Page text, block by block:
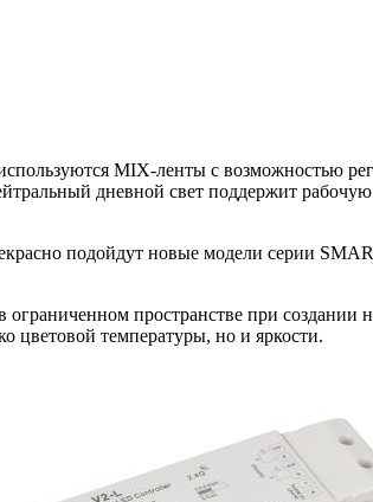
MIX-ленты с возможностью
дневной свет поддержит
подойдут новые модели серии
пространстве при
цветовой температуры, но и яркости.